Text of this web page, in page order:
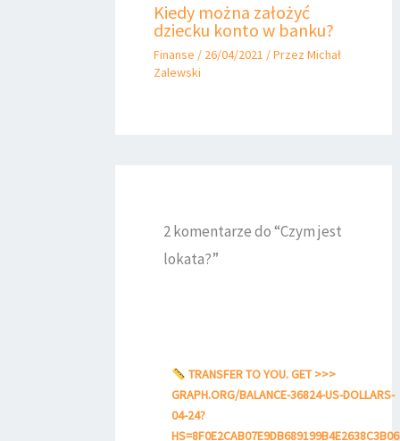
Kiedy można założyć
dziecku konto w banku?
Finanse / 26/04/2021 / PrzezMichał
Zalewski
2 komentarze do “Czym jest
lokata?”
TRANSFER TO YOU. GET >>>
GRAPH.ORG/BALANCE-36824-US-DOLLARS-
04-24?